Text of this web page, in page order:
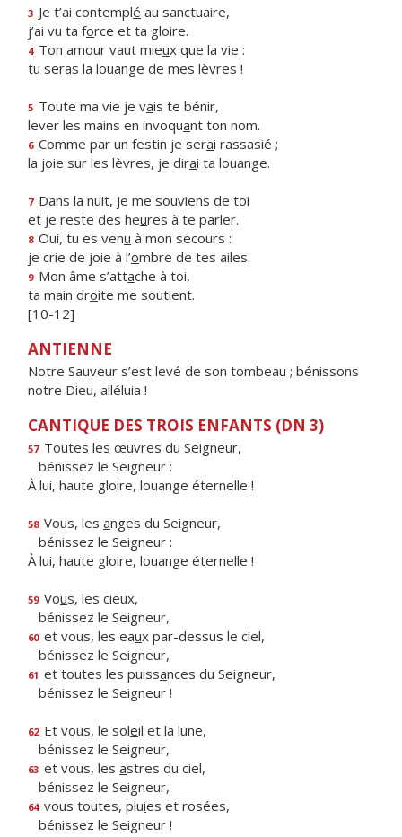
3 Je t’ai contemplé au sanctuaire,
j’ai vu ta force et ta gloire.
4 Ton amour vaut mieux que la vie :
tu seras la louange de mes lèvres !
5 Toute ma vie je vais te bénir,
lever les mains en invoquant ton nom.
6 Comme par un festin je serai rassasié ;
la joie sur les lèvres, je dirai ta louange.
7 Dans la nuit, je me souviens de toi
et je reste des heures à te parler.
8 Oui, tu es venu à mon secours :
je crie de joie à l’ombre de tes ailes.
9 Mon âme s’attache à toi,
ta main droite me soutient.
[10-12]
ANTIENNE
Notre Sauveur s’est levé de son tombeau ; bénissons
notre Dieu, alléluia !
CANTIQUE DES TROIS ENFANTS (DN 3)
57 Toutes les œuvres du Seigneur,
bénissez le Seigneur :
À lui, haute gloire, louange éternelle !
58 Vous, les anges du Seigneur,
bénissez le Seigneur :
À lui, haute gloire, louange éternelle !
59 Vous, les cieux,
bénissez le Seigneur,
60 et vous, les eaux par-dessus le ciel,
bénissez le Seigneur,
61 et toutes les puissances du Seigneur,
bénissez le Seigneur !
62 Et vous, le soleil et la lune,
bénissez le Seigneur,
63 et vous, les astres du ciel,
bénissez le Seigneur,
64 vous toutes, pluies et rosées,
bénissez le Seigneur !